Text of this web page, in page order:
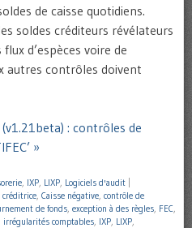
de caisse quotidiens.
soldes créditeurs révélateurs
d’espèces voire de
autres contrôles doivent
: contrôles de
»
IXP LIXP Logiciels d'audit
créditrice Caisse négative contrôle de
de fonds exception à des règles FEC
irrégularités comptables IXP LIXP